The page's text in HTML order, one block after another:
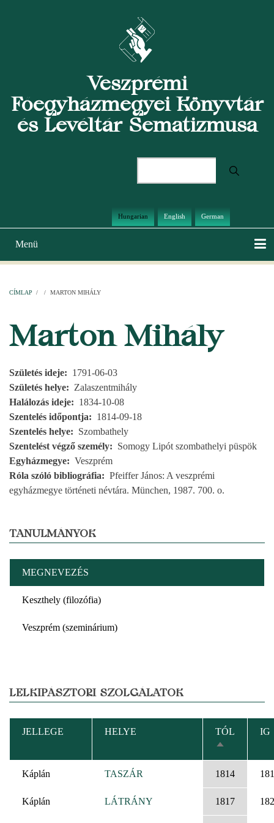
Veszprémi
Főegyházmegyei Könyvtár
és Levéltár Sematizmusa
Hungarian English German
Main
navigation
Menü
CÍMLAP / / MARTON MIHÁLY
Marton Mihály
Születés ideje
1791-06-03
Születés helye
Zalaszentmihály
Halálozás ideje
1834-10-08
Szentelés időpontja
1814-09-18
Szentelés helye
Szombathely
Szentelést végző személy
Somogy Lipót szombathelyi püspök
Egyházmegye
Veszprém
Róla szóló bibliográfia
Pfeiffer János: A veszprémi
egyházmegye történeti névtára. München, 1987. 700. o.
TANULMÁNYOK
MEGNEVEZÉS
Keszthely (filozófia)
Veszprém (szeminárium)
LELKIPÁSZTORI SZOLGÁLATOK
JELLEGE HELYE
TÓL
CSÖKKENŐ
RENDEZÉS
IG
Káplán TASZÁR 1814
Káplán LÁTRÁNY 1817